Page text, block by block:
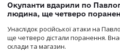
Окупанти вдарили по
людина, ще четверо
Унаслідок російської атаки на
ще четверо дістали поранення.
склади та магазин.